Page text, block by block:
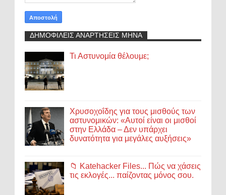
ΔΗΜΟΦΙΛΕΙΣ ΑΝΑΡΤΗΣΕΙΣ ΜΗΝΑ
Τι Αστυνομία θέλουμε;
Χρυσοχοΐδης για τους μισθούς των
αστυνομικών: «Αυτοί είναι οι μισθοί
στην Ελλάδα – Δεν υπάρχει
δυνατότητα για μεγάλες αυξήσεις»
📁 Katehacker Files... Πώς να χάσεις
τις εκλογές... παίζοντας μόνος σου.